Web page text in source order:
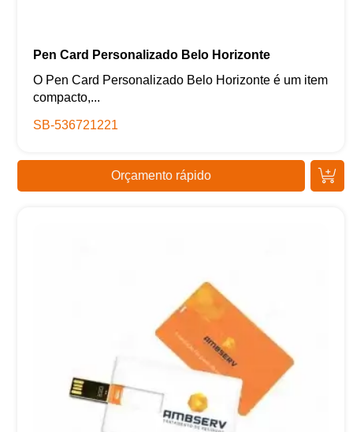
Pen Card Personalizado Belo Horizonte
O Pen Card Personalizado Belo Horizonte é um item
compacto,...
SB-536721221
Orçamento rápido